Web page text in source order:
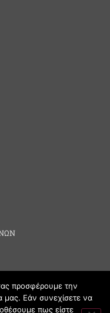
προσφέρουμε την
μας. Εάν συνεχίσετε να
πως είστε